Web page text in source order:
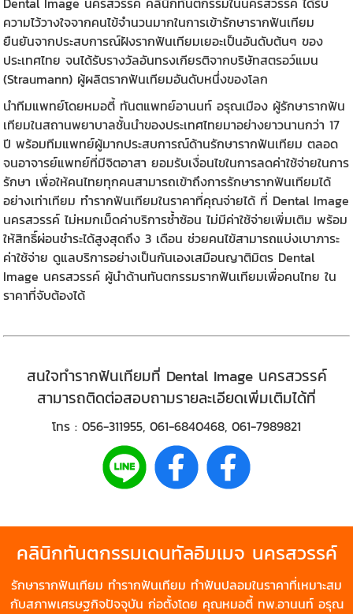
ความไว้วางใจจากคนไข้จำนวนมากในการเข้ารักษารากฟันเทียม
ยืนยันจากประสบการณ์ฝังรากฟันเทียมเยอะเป็นอันดับต้นๆ ของ
ประเทศไทย จนได้รับรางวัลอันทรงเกียรติจากบริษัทสตรอว์แมน
(Straumann) ผู้ผลิตรากฟันเทียมอันดับหนึ่งของโลก
นำทีมแพทย์โดยหมอตี้ ทันตแพทย์อานนท์ อรุณเมือง ผู้รักษารากฟัน
เทียมในสถานพยาบาลชั้นนำของประเทศไทยมาอย่างยาวนานกว่า 17
ปี พร้อมทีมแพทย์ผู้มากประสบการณ์ด้านรักษารากฟันเทียม ตลอด
จนอาจารย์แพทย์ที่มีจิตอาสา ยอมรับเงื่อนไขในการลดค่าใช้จ่ายในการ
รักษา เพื่อให้คนไทยทุกคนสามารถเข้าถึงการรักษารากฟันเทียมได้
อย่างเท่าเทียม ทำรากฟันเทียมในราคาที่คุณจ่ายได้ ที่ Dental Image
นครสวรรค์ ไม่หมกเม็ดค่าบริการซ้ำซ้อน ไม่มีค่าใช้จ่ายเพิ่มเติม พร้อม
ให้สิทธิ์ผ่อนชำระได้สูงสุดถึง 3 เดือน ช่วยคนไข้สามารถแบ่งเบาภาระ
ค่าใช้จ่าย ดูแลบริการอย่างเป็นกันเองเสมือนญาติมิตร Dental
Image นครสวรรค์ ผู้นำด้านทันตกรรมรากฟันเทียมเพื่อคนไทย ใน
ราคาที่จับต้องได้
สนใจทำรากฟันเทียมที่ Dental Image นครสวรรค์
สามารถติดต่อสอบถามรายละเอียดเพิ่มเติมได้ที่
โทร : 056-311955, 061-6840468, 061-7989821
คลินิกทันตกรรมเดนทัลอิมเมจ นครสวรรค์
รักษารากฟันเทียม ทำรากฟันเทียม ทำฟันปลอมในราคาที่เหมาะสม
กับสภาพเศรษฐกิจปัจจุบัน ก่อตั้งโดย คุณหมอตี้ ทพ.อานนท์ อรุณ